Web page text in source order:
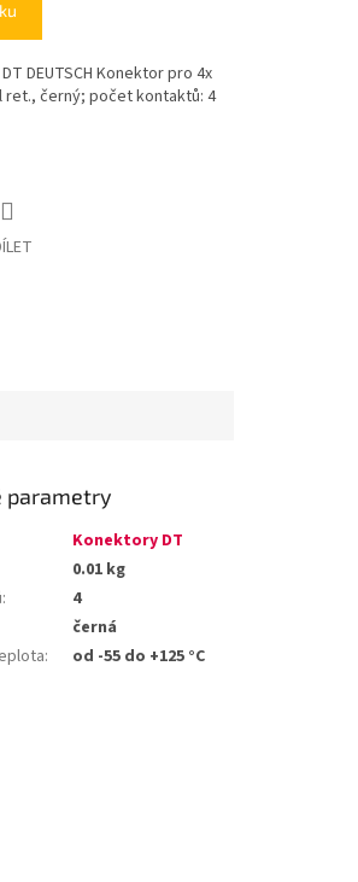
DEUTSCH Konektor pro 4x
ret., černý; počet kontaktů: 4
parametry
Konektory DT
0.01 kg
:
4
černá
: od -55 do +125 °C